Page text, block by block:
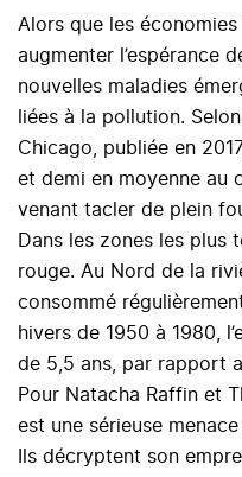
Alors que les
augmenter l’espérance
nouvelles maladies
liées à la pollution.
Chicago, publiée en
et demi en moyenne au
venant tacler de plein
Dans les zones les plus
rouge. Au Nord de la
consommé
hivers de 1950 à 1980,
de 5,5 ans, par rapport
Pour Natacha Raffin et
est une sérieuse
Ils décryptent son